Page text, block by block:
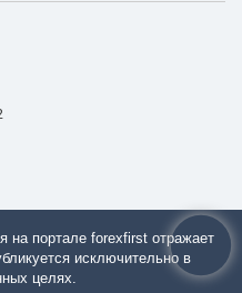
портале forexfirst отражает
исключительно в
целях.